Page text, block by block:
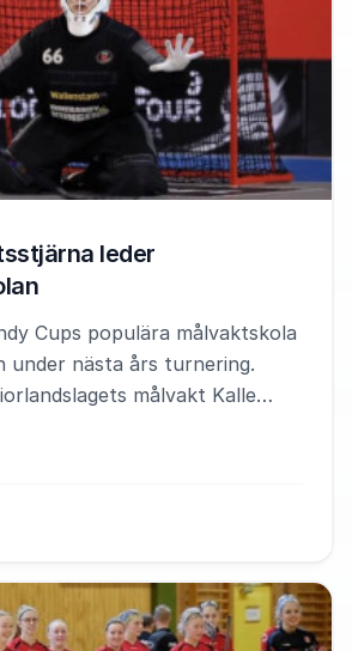
leder
Cups populära målvaktskola
under nästa års turnering.
målvakt Kalle